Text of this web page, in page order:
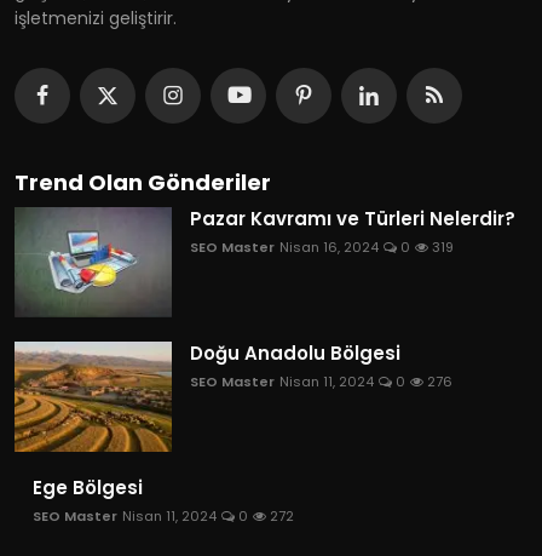
işletmenizi geliştirir.
Trend Olan Gönderiler
Pazar Kavramı ve Türleri Nelerdir?
SEO Master Nisan 16, 2024 0 319
Doğu Anadolu Bölgesi
SEO Master Nisan 11, 2024 0 276
Ege Bölgesi
SEO Master Nisan 11, 2024 0 272